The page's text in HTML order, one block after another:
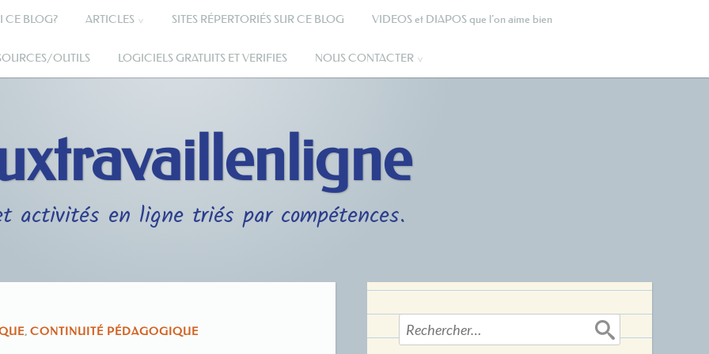
CE BLOG? ARTICLES SITES RÉPERTORIÉS SUR CE BLOG VIDEOS et DIAPOS que l’on aime bien
OUTILS LOGICIELS GRATUITS ET VERIFIES NOUS CONTACTER
activités en ligne triés par compétences.
,CONTINUITÉ PÉDAGOGIQUE Rechercher :